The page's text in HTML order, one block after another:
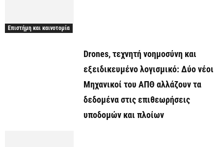
Επιστήμη και καινοτομία
Drones, τεχνητή νοημοσύνη και
εξειδικευμένο λογισμικό: Δύο νέοι
Μηχανικοί του ΑΠΘ αλλάζουν τα
δεδομένα στις επιθεωρήσεις
υποδομών και πλοίων